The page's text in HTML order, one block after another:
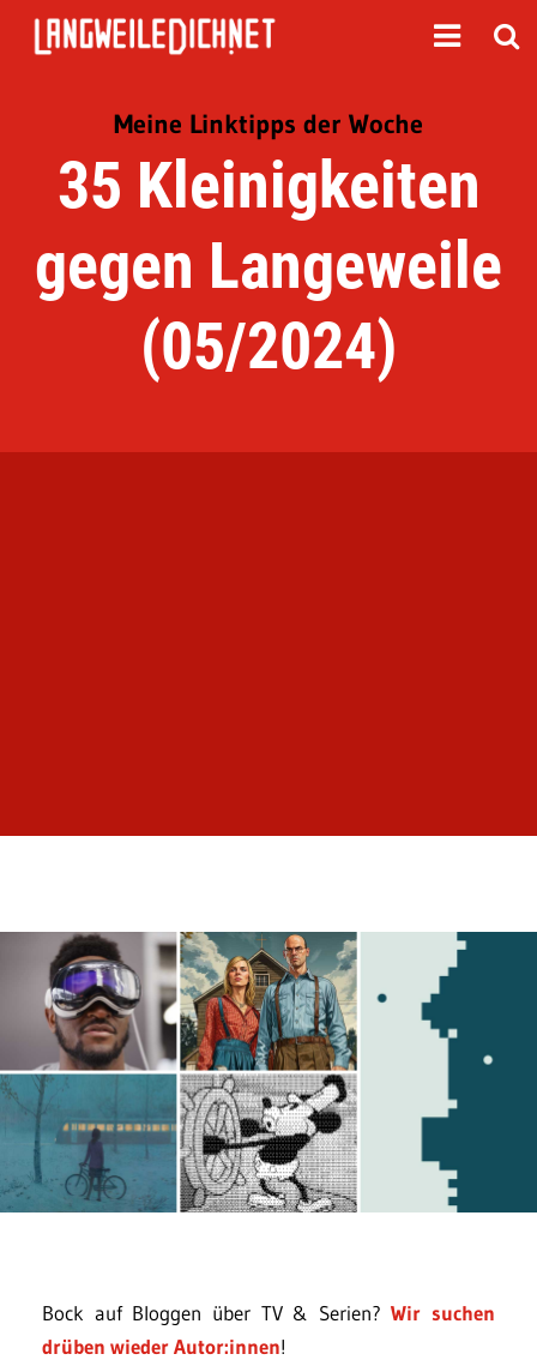
Meine Linktipps der Woche
35 Kleinigkeiten
gegen Langeweile
(05/2024)
Bock auf Bloggen über TV & Serien?Wir suchen
drüben wieder Autor:innen!